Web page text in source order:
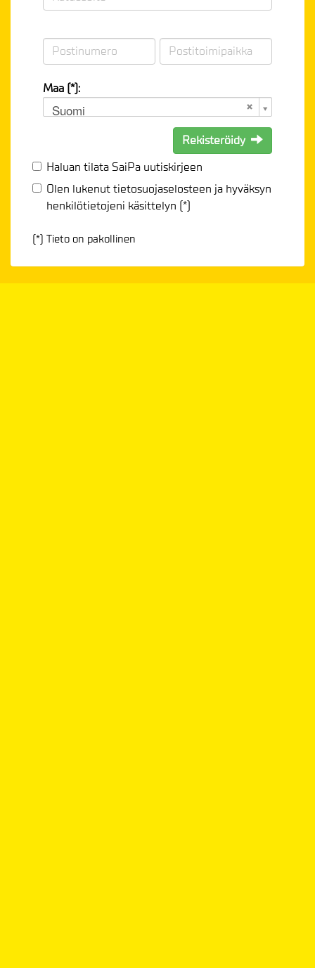
Maa (*):
Suomi
Rekisteröidy
Haluan tilata SaiPa uutiskirjeen
Olen lukenuttietosuojaselosteen ja hyväksyn
henkilötietojeni käsittelyn (*)
(*) Tieto on pakollinen